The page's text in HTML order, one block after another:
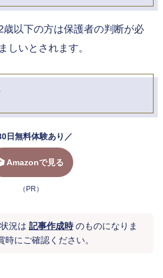
歳以下の方は保護者の判断が必
しいとされます。
日無料体験あり／
Amazonで見る
（PR）
況は 記事作成時のものになりま
時にご確認ください。